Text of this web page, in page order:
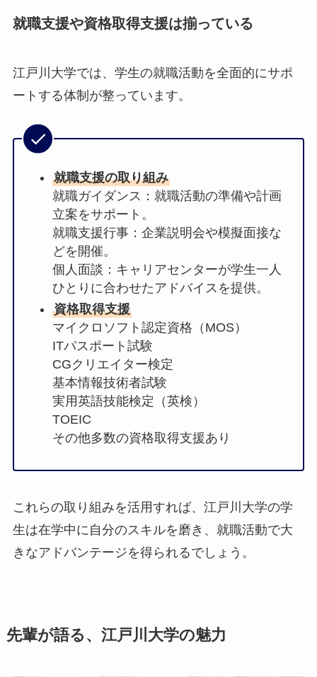
就職支援や資格取得支援は揃っている
江戸川大学では、学生の就職活動を全面的にサポ
ートする体制が整っています。
就職支援の取り組み
就職ガイダンス：就職活動の準備や計画
立案をサポート。
就職支援行事：企業説明会や模擬面接な
どを開催。
個人面談：キャリアセンターが学生一人
ひとりに合わせたアドバイスを提供。
資格取得支援
マイクロソフト認定資格（MOS）
ITパスポート試験
CGクリエイター検定
基本情報技術者試験
実用英語技能検定（英検）
TOEIC
その他多数の資格取得支援あり
これらの取り組みを活用すれば、江戸川大学の学
生は在学中に自分のスキルを磨き、就職活動で大
きなアドバンテージを得られるでしょう。
先輩が語る、江戸川大学の魅力